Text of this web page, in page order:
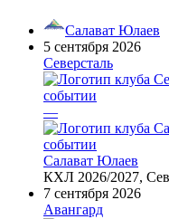
Салават Юлаев
5 сентября 2026
Северсталь
—
Салават Юлаев
КХЛ 2026/2027,
7 сентября 2026
Авангард